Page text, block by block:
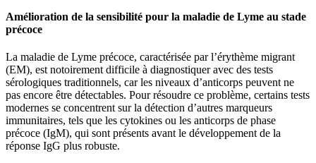
Amélioration de la sensibilité pour la maladie de Lyme au stade
précoce
La maladie de Lyme précoce, caractérisée par l’érythème migrant
(EM), est notoirement difficile à diagnostiquer avec des tests
sérologiques traditionnels, car les niveaux d’anticorps peuvent ne
pas encore être détectables. Pour résoudre ce problème, certains tests
modernes se concentrent sur la détection d’autres marqueurs
immunitaires, tels que les cytokines ou les anticorps de phase
précoce (IgM), qui sont présents avant le développement de la
réponse IgG plus robuste.